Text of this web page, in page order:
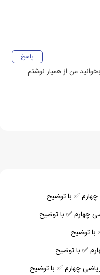
پاسخ
من از همیار نوشتم